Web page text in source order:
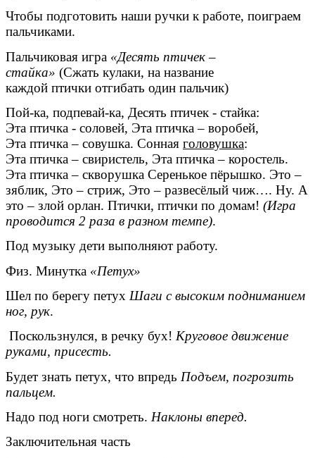
Чтобы подготовить наши ручки к работе, поиграем
пальчиками.
Пальчиковая игра «Десять птичек –
стайка» (Сжать кулаки, на название
каждой птички отгибать один пальчик)
Пой-ка, подпевай-ка, Десять птичек - стайка:
Эта птичка - соловей, Эта птичка – воробей,
Эта птичка – совушка. Сонная головушка:
Эта птичка – свиристель, Эта птичка – коростель.
Эта птичка – скворушка Серенькое пёрышко. Это –
зяблик, Это – стриж, Это – развесёлый чиж…. Ну. А
это – злой орлан. Птички, птички по домам! (Игра
проводится 2 раза в разном темпе).
Под музыку дети выполняют работу.
Физ. Минутка «Петух»
Шел по берегу петух Шаги с высоким подниманием
ног, рук.
Поскользнулся, в речку бух! Круговое движение
руками, присесть.
Будет знать петух, что впредь Подъем, погрозить
пальцем.
Надо под ноги смотреть. Наклоны вперед.
Заключительная часть